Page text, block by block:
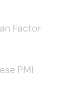
Factor
PMI